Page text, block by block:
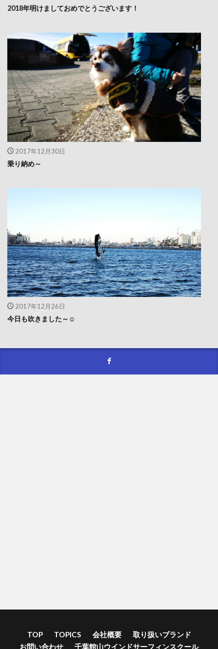
2018年明けましておめでとうございます！
2017年12月30日
乗り納め～
2017年12月26日
今日も吹きました～☺️
TOP TOPICS 会社概要
取り扱いブランド
お問い合わせ
千葉館山ウインドサーフィンスクール